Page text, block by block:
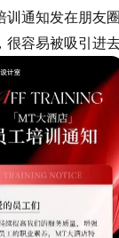
训通知发在朋友
容易被吸引进去